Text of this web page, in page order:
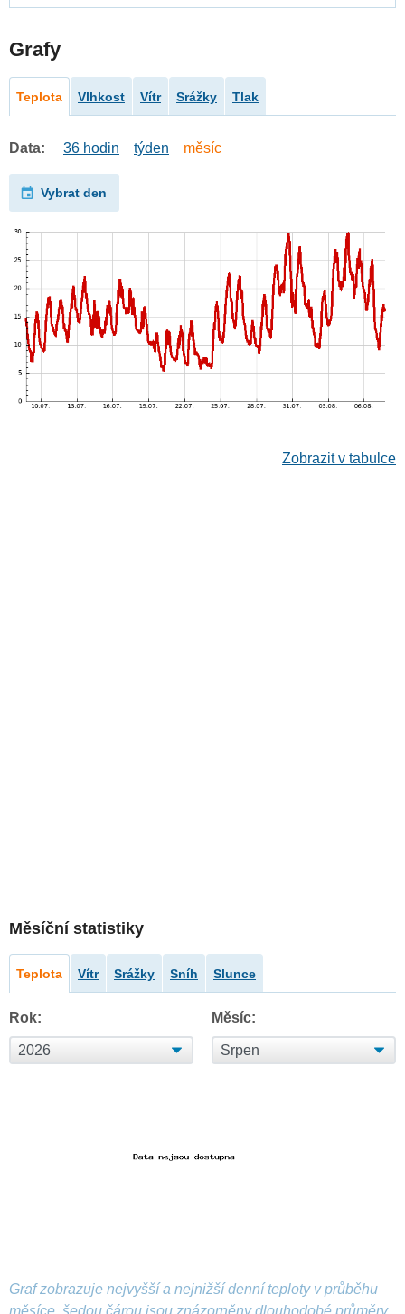
Grafy
Teplota Vlhkost Vítr Srážky Tlak
Data: 36 hodin týden měsíc
Vybrat den
Zobrazit v tabulce
Měsíční statistiky
Teplota Vítr Srážky Sníh Slunce
Rok: Měsíc:
Graf zobrazuje nejvyšší a nejnižší denní teploty v průběhu